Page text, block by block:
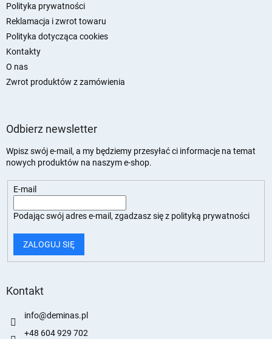
Polityka prywatności
Reklamacja i zwrot towaru
Polityka dotycząca cookies
Kontakty
O nas
Zwrot produktów z zamówienia
Odbierz newsletter
Wpisz swój e-mail, a my będziemy przesyłać ci informacje na temat
nowych produktów na naszym e-shop.
E-mail
Podając swój adres e-mail, zgadzasz się z polityką prywatności
ZALOGUJ SIĘ
Kontakt
info@deminas.pl
+48 604 929 702